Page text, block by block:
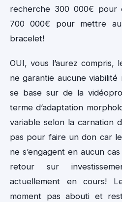
recherche 300 000€ pour
700 000€ pour mettre
bracelet!
OUI, vous l’aurez compris,
ne garantie aucune
se base sur de la
terme d’adaptation
variable selon la carnation
pas pour faire un don car
ne s’engagent en aucun
retour sur
actuellement en cours!
moment pas abouti et